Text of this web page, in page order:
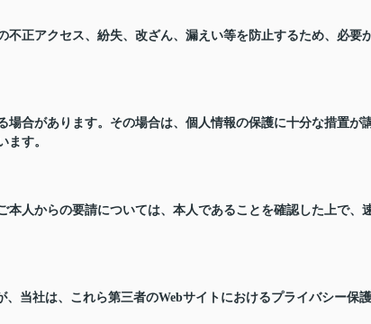
正アクセス、紛失、改ざん、漏えい等を防止するため、必要
合があります。その場合は、個人情報の保護に十分な措置が
ます。
人からの要請については、本人であることを確認した上で、
当社は、これら第三者のWebサイトにおけるプライバシー保護